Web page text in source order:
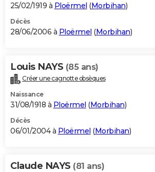
25/02/1919 à Ploërmel (Morbihan)
Décès
28/06/2006 à Ploërmel (Morbihan)
Louis NAYS (85 ans)
Créer une cagnotte obsèques
Naissance
31/08/1918 à Ploërmel (Morbihan)
Décès
06/01/2004 à Ploërmel (Morbihan)
Claude NAYS (81 ans)